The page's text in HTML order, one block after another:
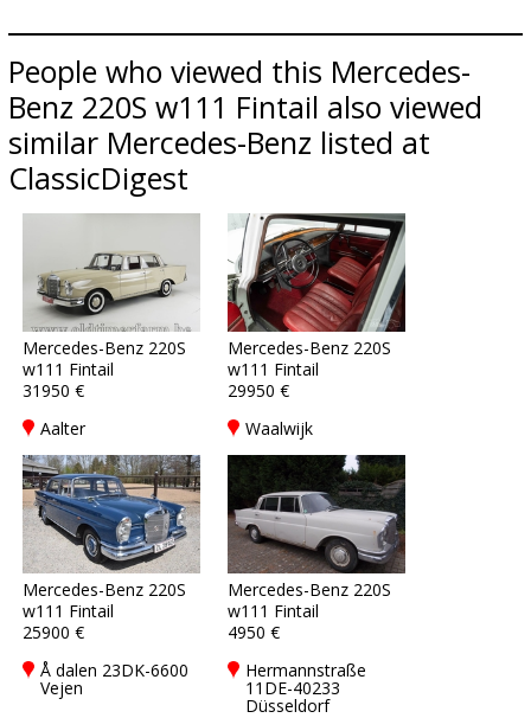
People who viewed this Mercedes-
Benz 220S w111 Fintail also viewed
similar Mercedes-Benz listed at
ClassicDigest
Mercedes-Benz 220S
w111 Fintail
31950 €
Aalter
Mercedes-Benz 220S
w111 Fintail
29950 €
Waalwijk
Mercedes-Benz 220S
w111 Fintail
25900 €
Å dalen 23DK-6600
Vejen
Mercedes-Benz 220S
w111 Fintail
4950 €
Hermannstraße
11DE-40233
Düsseldorf